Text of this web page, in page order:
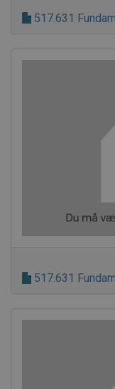
517.631
517.631